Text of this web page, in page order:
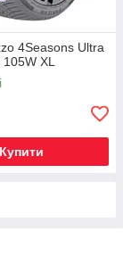
4Seasons Ultra
XL
Купити